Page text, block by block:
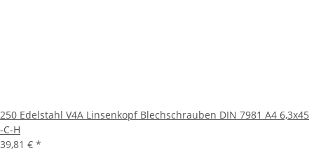
250 Edelstahl V4A Linsenkopf Blechschrauben DIN 7981 A4 6,3x45
-C-H
39,81 € *